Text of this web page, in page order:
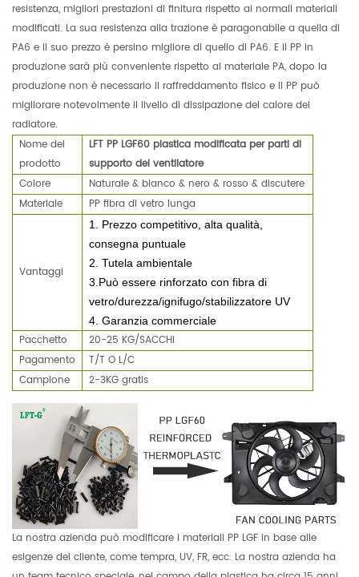
resistenza, migliori prestazioni di finitura rispetto ai normali materiali
modificati. La sua resistenza alla trazione è paragonabile a quella di
PA6 e il suo prezzo è persino migliore di quello di PA6. E il PP in
produzione sarà più conveniente rispetto al materiale PA, dopo la
produzione non è necessario il raffreddamento fisico e il PP può
migliorare notevolmente il livello di dissipazione del calore del
radiatore.
Nome del
prodotto
LFT PP LGF60 plastica modificata per parti di
supporto del ventilatore
Colore
Naturale & bianco & nero & rosso & discutere
Materiale
PP fibra di vetro lunga
Vantaggi
1.
Prezzo competitivo, alta qualità,
consegna puntuale
2. Tutela ambientale
3.Può essere rinforzato con fibra di
vetro/durezza/ignifugo/stabilizzatore UV
4. Garanzia commerciale
Pacchetto
20-25 KG/SACCHI
Pagamento
T/T O L/C
Campione
2-3KG gratis
La nostra azienda può modificare i materiali PP LGF in base alle
esigenze del cliente, come tempra, UV, FR, ecc. La nostra azienda ha